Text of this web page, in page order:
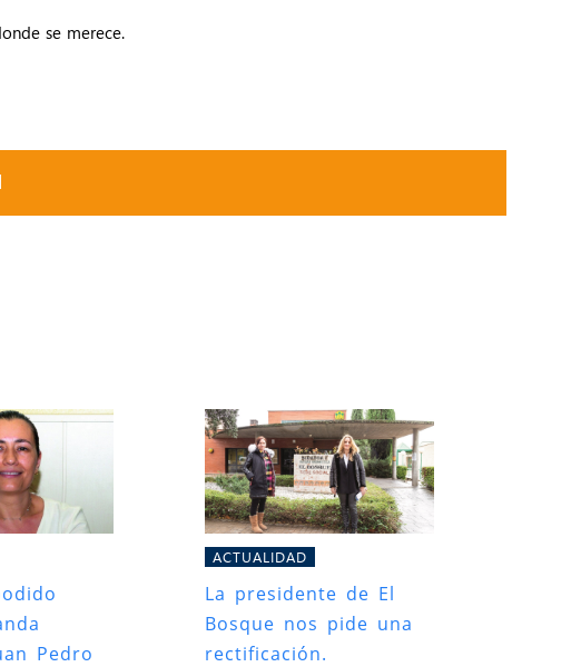
se merece.
Pedro
ACTUALIDAD
La presidente de El
Bosque nos pide una
rectificación.